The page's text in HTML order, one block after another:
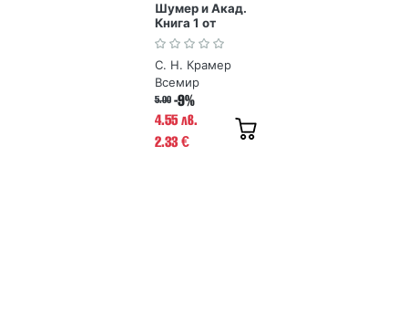
Шумер и Акад.
Книга 1 от
Древни
митологии
С. Н. Крамер
Всемир
5.00 -9%
4.55 лв.
2.33 €